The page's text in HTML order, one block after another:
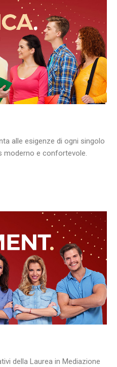
alle esigenze di ogni singolo
moderno e confortevole.
della Laurea in Mediazione